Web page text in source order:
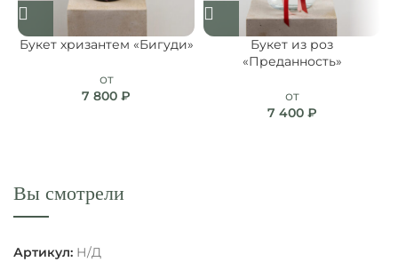
Букет хризантем «Бигуди»
от
7 800 ₽
Букет из роз
«Преданность»
от
7 400 ₽
Вы смотрели
Артикул: Н/Д